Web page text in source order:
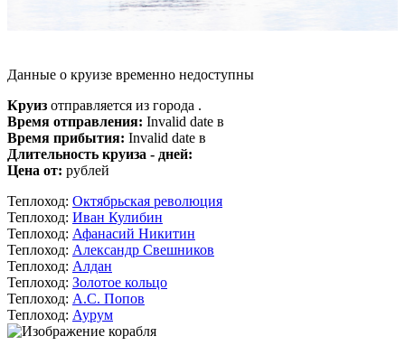
Данные о круизе временно недоступны
Круиз отправляется из города .
Время отправления: Invalid date в
Время прибытия: Invalid date в
Длительность круиза - дней:
Цена от: рублей
Теплоход: Октябрьская революция
Теплоход: Иван Кулибин
Теплоход: Афанасий Никитин
Теплоход: Александр Свешников
Теплоход: Алдан
Теплоход: Золотое кольцо
Теплоход: А.С. Попов
Теплоход: Аурум